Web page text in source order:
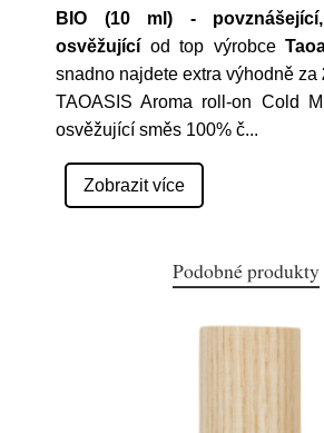
BIO (10 ml) -
osvěžující od top výrobce
snadno najdete extra výhodně za
TAOASIS Aroma roll-on Cold
osvěžující směs 100% č...
Zobrazit více
Podobné produkty